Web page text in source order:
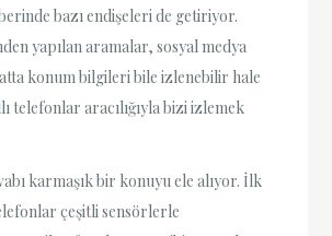
bazı endişeleri de getiriyor.
yapılan aramalar, sosyal medya
konum bilgileri bile izlenebilir hale
telefonlar aracılığıyla bizi izlemek
karmaşık bir konuyu ele alıyor. İlk
çeşitli sensörlerle